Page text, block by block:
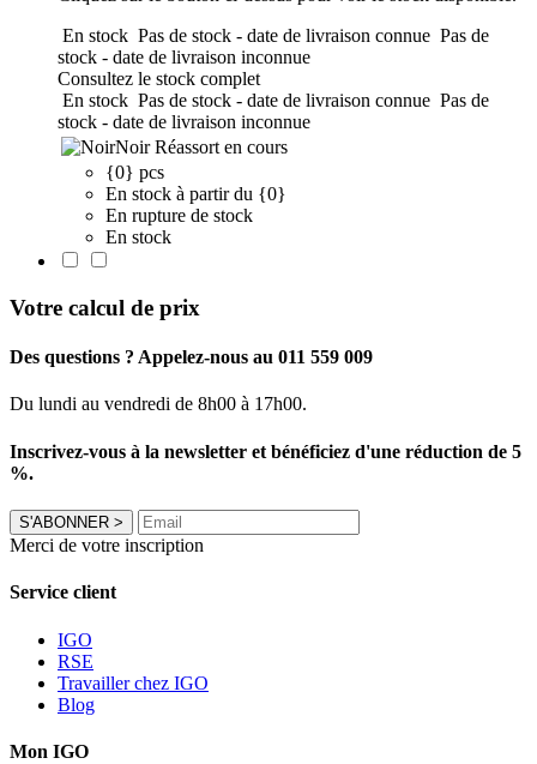
En stock Pas de stock - date de livraison connue Pas de
stock - date de livraison inconnue
Consultez le stock complet
En stock Pas de stock - date de livraison connue Pas de
stock - date de livraison inconnue
Noir Réassort en cours
{0} pcs
En stock à partir du {0}
En rupture de stock
En stock
Votre calcul de prix
Des questions ? Appelez-nous au 011 559 009
Du lundi au vendredi de 8h00 à 17h00.
Inscrivez-vous à la newsletter et bénéficiez d'une réduction de 5
%.
S'ABONNER >
Merci de votre inscription
Service client
IGO
RSE
Travailler chez IGO
Blog
Mon IGO